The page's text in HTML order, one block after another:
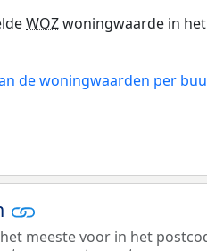
WOZwoningwaarde in
de woningwaarden per
meeste voor in het